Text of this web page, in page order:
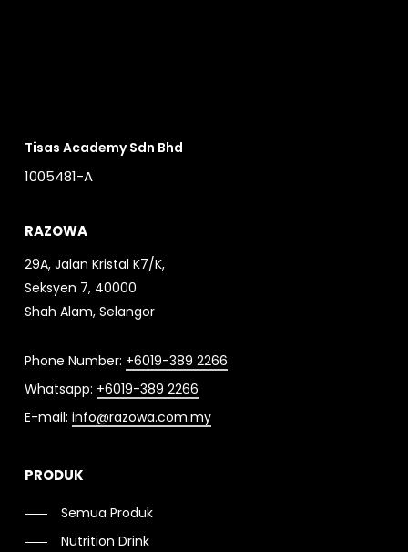
Tisas Academy Sdn Bhd
1005481-A
RAZOWA
29A, Jalan Kristal K7/K,
Seksyen 7, 40000
Shah Alam, Selangor
Phone Number: +6019-389 2266
Whatsapp: +6019-389 2266
E-mail: info@razowa.com.my
PRODUK
Semua Produk
Nutrition Drink